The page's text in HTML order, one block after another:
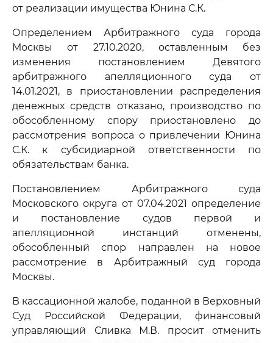
от реализации имущества Юнина С.К.
Определением Арбитражного суда города
Москвы от 27.10.2020, оставленным без
изменения постановлением Девятого
арбитражного апелляционного суда от
14.01.2021, в приостановлении распределения
денежных средств отказано, производство по
обособленному спору приостановлено до
рассмотрения вопроса о привлечении Юнина
С.К. к субсидиарной ответственности по
обязательствам банка.
Постановлением Арбитражного суда
Московского округа от 07.04.2021 определение
и постановление судов первой и
апелляционной инстанций отменены,
обособленный спор направлен на новое
рассмотрение в Арбитражный суд города
Москвы.
В кассационной жалобе, поданной в Верховный
Суд Российской Федерации, финансовый
управляющий Сливка М.В. просит отменить